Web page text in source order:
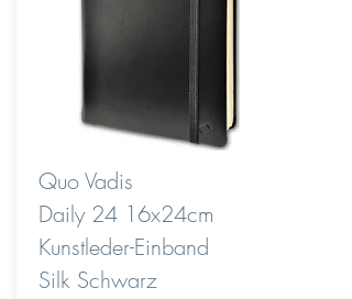
Quo Vadis
Daily 24 16x24cm
Kunstleder-Einband
Silk Schwarz